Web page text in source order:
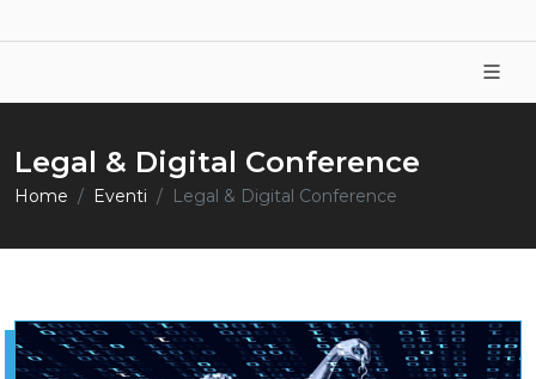
Legal & Digital Conference
Home Eventi Legal & Digital Conference